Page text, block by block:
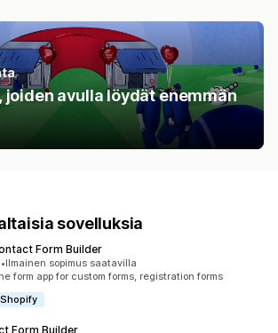
joiden avulla löydät enemmän
sovelluksia
Form Builder
yhteensä
•Ilmainen sopimus saatavilla
form app for custom forms, registration forms
Form Builder